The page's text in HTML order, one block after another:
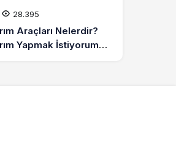
28.395
Araçları Nelerdir?
Yapmak İstiyorum